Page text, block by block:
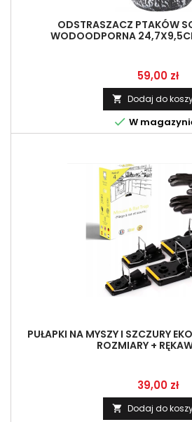
ODSTRASZACZ PTAKÓW
WODOODPORNA
Cena
59,00 zł
 Dodaj do
 W
PUŁAPKI NA MYSZY I SZCZURY
ROZMIARY +
Cena
39,00 zł
 Dodaj do